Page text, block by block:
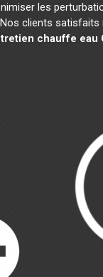
les
clients satisfaits
chauffe eau